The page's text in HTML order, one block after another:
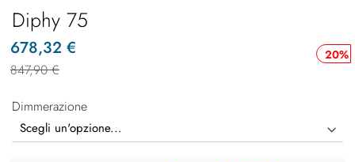
Diphy 75
20%
678,32 €
847,90 €
Dimmerazione